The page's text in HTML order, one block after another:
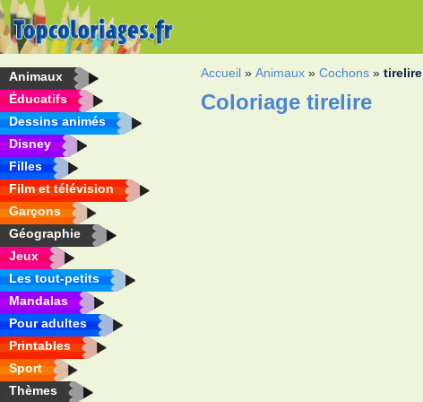
Animaux
Éducatifs
Dessins animés
Disney
Filles
Film et télévision
Garçons
Géographie
Jeux
Les tout-petits
Mandalas
Pour adultes
Printables
Sport
Thèmes
Accueil »Animaux »Cochons »tirelire
Coloriage tirelire